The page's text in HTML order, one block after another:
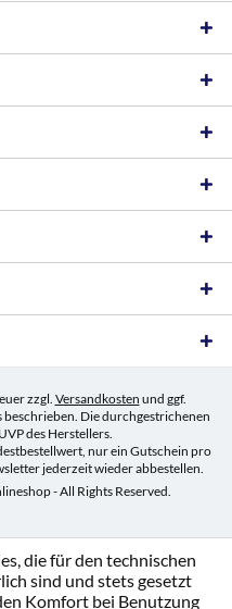
zzgl. Versandkosten und ggf.
Die durchgestrichenen
des Herstellers.
nur ein Gutschein pro
jederzeit wieder abbestellen.
- All Rights Reserved.
die für den technischen
sind und stets gesetzt
Komfort bei Benutzung